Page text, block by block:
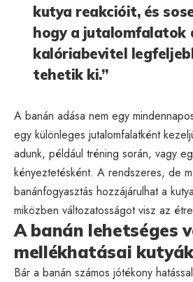
kutya reakcióit, és
hogy a jutalomfalatok
kalóriabevitel
tehetik ki.”
A banán adása nem egy
egy különleges jutalomfalatként
adunk, például tréning során, vagy
kényeztetésként. A rendszeres, de
banánfogyasztás hozzájárulhat a
miközben változatosságot visz az
A banán lehetséges
mellékhatásai
Bár a banán számos jótékony